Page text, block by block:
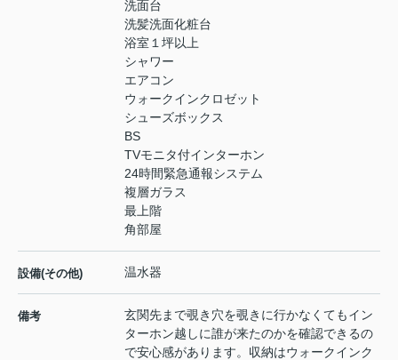
洗面台
洗髪洗面化粧台
浴室１坪以上
シャワー
エアコン
ウォークインクロゼット
シューズボックス
BS
TVモニタ付インターホン
24時間緊急通報システム
複層ガラス
最上階
角部屋
設備(その他) 温水器
備考
玄関先まで覗き穴を覗きに行かなくてもイン
ターホン越しに誰が来たのかを確認できるの
で安心感があります。収納はウォークインク